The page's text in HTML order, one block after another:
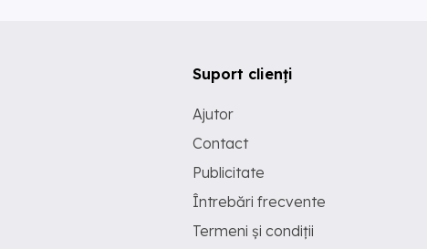
Suport clienți
Ajutor
Contact
Publicitate
Întrebări frecvente
Termeni și condiții